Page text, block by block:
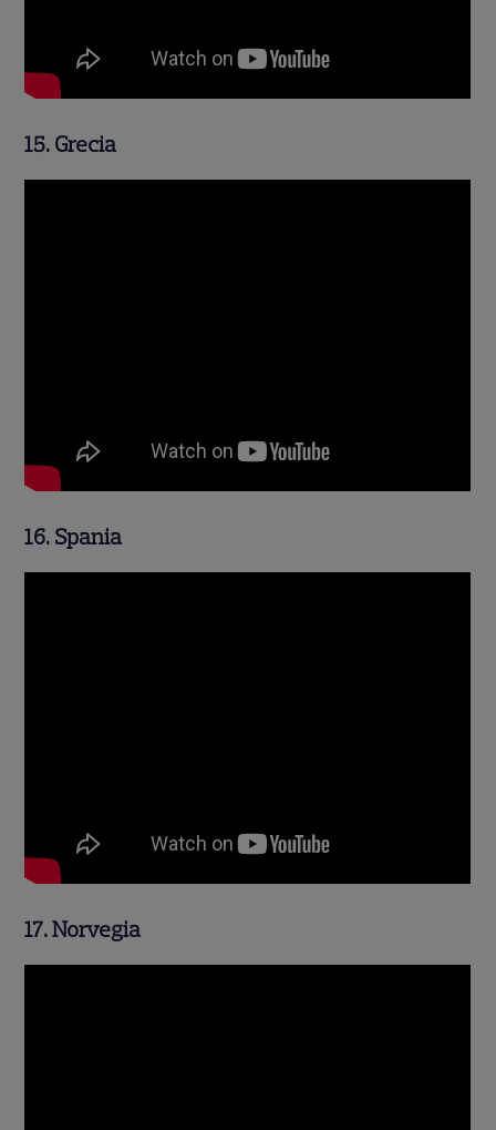
15. Grecia
16. Spania
17. Norvegia